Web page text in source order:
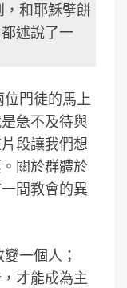
，和耶穌擘餅
述說了一
門徒的馬上
急不及待與
段讓我們想
關於群體於
間教會的異
一個人；
才能成為主